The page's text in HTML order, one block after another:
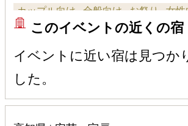
火を見ること
カップル向け 全般向け お祭り 女性
花火大会 子ども・ファミリー向け
このイベントの近くの宿
イベントに近い宿は見つか
した。